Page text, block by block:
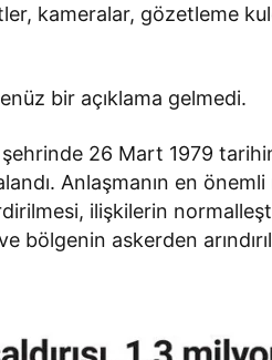
kameralar, gözetleme
bir açıklama gelmedi.
şehrinde 26 Mart 1979
Anlaşmanın en
ilişkilerin
bölgenin askerden